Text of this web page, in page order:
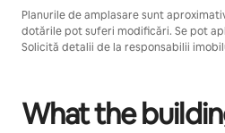
Planurile de amplasare sunt
dotările pot suferi modificări. Se pot
Solicită detalii de la responsabilii
What the